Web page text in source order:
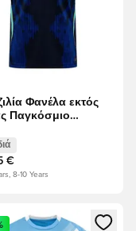
Φανέλα εκτός
Παγκόσμιο
€
8-10 Years
ή να εγγραφείτε ως
ένα Modal για να